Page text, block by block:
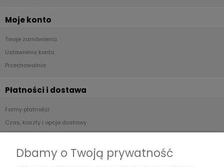
Moje konto
Twoje zamówienia
Ustawienia konta
Przechowalnia
Płatności i dostawa
Formy płatności
Czas, koszty i opcje dostawy
Informacje
Dbamy o Twoją prywatność